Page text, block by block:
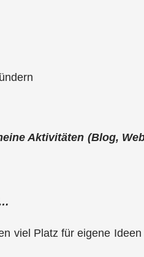
Aktivitäten (Blog,
viel Platz für eigene